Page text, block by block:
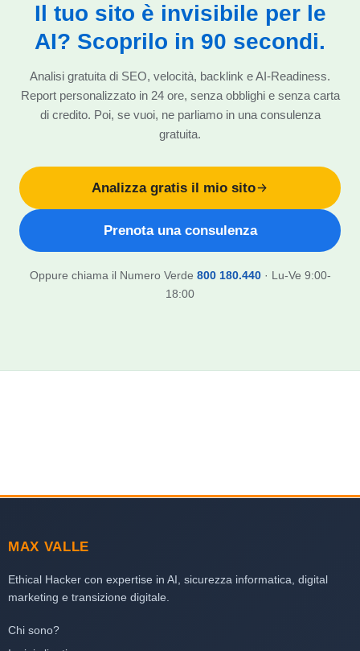
Il tuo sito è invisibile per le
AI? Scoprilo in 90 secondi.
Analisi gratuita di SEO, velocità, backlink e AI-Readiness.
Report personalizzato in 24 ore, senza obblighi e senza carta
di credito. Poi, se vuoi, ne parliamo in una consulenza
gratuita.
Analizza gratis il mio sito
Prenota una consulenza
Oppure chiama il Numero Verde 800 180.440· Lu-Ve 9:00-
18:00
MAX VALLE
Ethical Hacker con expertise in AI, sicurezza informatica, digital
marketing e transizione digitale.
Chi sono?